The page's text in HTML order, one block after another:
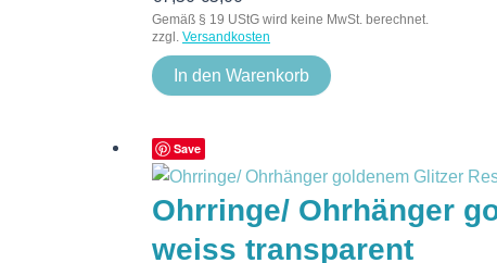
Gemäß § 19 UStG wird keine MwSt. berechnet.
zzgl. Versandkosten
In den Warenkorb
Save
Ohrringe/ Ohrhänger
weiss transparent